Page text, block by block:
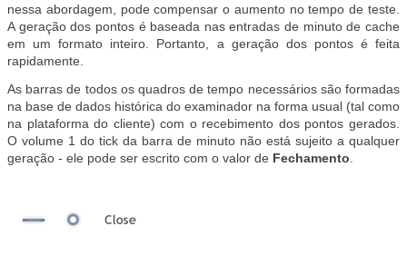
nessa abordagem, pode compensar o aumento no tempo de teste.
A geração dos pontos é baseada nas entradas de minuto de cache
em um formato inteiro. Portanto, a geração dos pontos é feita
rapidamente.
As barras de todos os quadros de tempo necessários são formadas
na base de dados histórica do examinador na forma usual (tal como
na plataforma do cliente) com o recebimento dos pontos gerados.
O volume 1 do tick da barra de minuto não está sujeito a qualquer
geração - ele pode ser escrito com o valor de Fechamento